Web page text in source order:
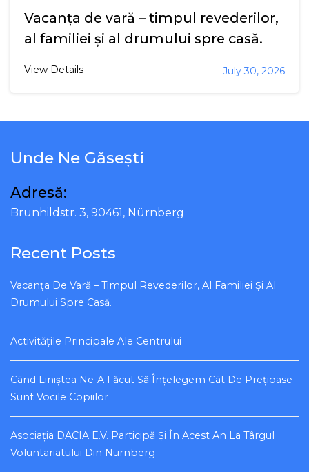
Vacanța de vară – timpul revederilor,
al familiei și al drumului spre casă.
View Details July 30, 2026
Unde Ne Găsești
Adresă:
Brunhildstr. 3, 90461, Nürnberg
Recent Posts
Vacanța De Vară – Timpul Revederilor, Al Familiei Și Al
Drumului Spre Casă.
Activitățile Principale Ale Centrului
Când Liniștea Ne-A Făcut Să Înțelegem Cât De Prețioase
Sunt Vocile Copiilor
Asociația DACIA E.V. Participă Și În Acest An La Târgul
Voluntariatului Din Nürnberg